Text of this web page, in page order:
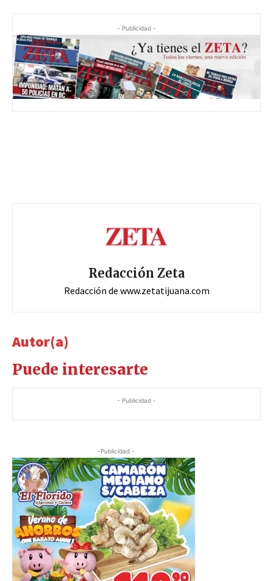
- Publicidad -
Redacción Zeta
Redacción de www.zetatijuana.com
Autor(a)
Puede interesarte
- Publicidad -
-Publicidad -